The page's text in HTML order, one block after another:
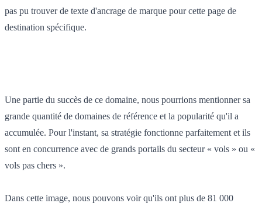
pas pu trouver de texte d'ancrage de marque pour cette page de
destination spécifique.
Une partie du succès de ce domaine, nous pourrions mentionner sa
grande quantité de domaines de référence et la popularité qu'il a
accumulée. Pour l'instant, sa stratégie fonctionne parfaitement et ils
sont en concurrence avec de grands portails du secteur « vols » ou «
vols pas chers ».
Dans cette image, nous pouvons voir qu'ils ont plus de 81 000